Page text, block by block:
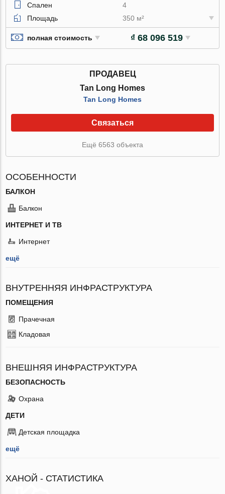
Спален
4
Площадь
350 м²
полная стоимость ₫ 68 096 519
ПРОДАВЕЦ
Tan Long Homes
Tan Long Homes
Связаться
Ещё 6563 объекта
ОСОБЕННОСТИ
БАЛКОН
Балкон
ИНТЕРНЕТ И ТВ
Интернет
ещё
ВНУТРЕННЯЯ ИНФРАСТРУКТУРА
ПОМЕЩЕНИЯ
Прачечная
Кладовая
ВНЕШНЯЯ ИНФРАСТРУКТУРА
БЕЗОПАСНОСТЬ
Охрана
ДЕТИ
Детская площадка
ещё
ХАНОЙ - СТАТИСТИКА